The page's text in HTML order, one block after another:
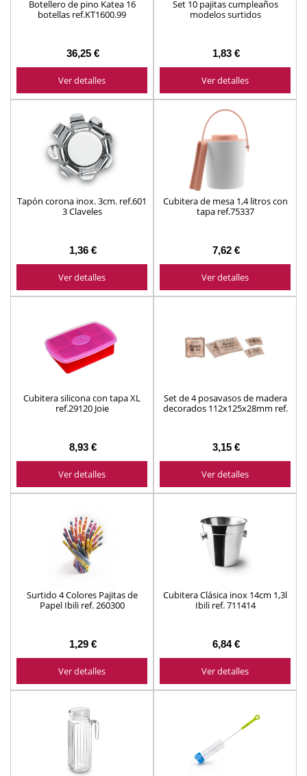
Botellero de pino Katea 16
botellas ref.KT1600.99
36,25 €
Ver detalles
Set 10 pajitas cumpleaños
modelos surtidos
1,83 €
Ver detalles
Tapón corona inox. 3cm. ref.601
3 Claveles
1,36 €
Ver detalles
Cubitera de mesa 1,4 litros con
tapa ref.75337
7,62 €
Ver detalles
Cubitera silicona con tapa XL
ref.29120 Joie
8,93 €
Ver detalles
Set de 4 posavasos de madera
decorados 112x125x28mm ref.
3,15 €
Ver detalles
Surtido 4 Colores Pajitas de
Papel Ibili ref. 260300
1,29 €
Ver detalles
Cubitera Clásica inox 14cm 1,3l
Ibili ref. 711414
6,84 €
Ver detalles